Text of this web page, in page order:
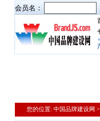
会员名：
您的位置: 中国品牌建设